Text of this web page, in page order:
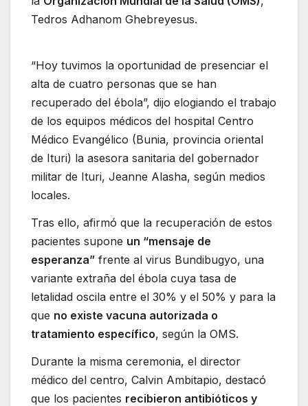
Tedros Adhanom Ghebreyesus.
“Hoy tuvimos la oportunidad de presenciar el
alta de cuatro personas que se han
recuperado del ébola”, dijo elogiando el trabajo
de los equipos médicos del hospital Centro
Médico Evangélico (Bunia, provincia oriental
de Ituri) la asesora sanitaria del gobernador
militar de Ituri, Jeanne Alasha, según medios
locales.
Tras ello, afirmó que la recuperación de estos
pacientes supone un “mensaje de
esperanza” frente al virus Bundibugyo, una
variante extraña del ébola cuya tasa de
letalidad oscila entre el 30% y el 50% y para la
que no existe vacuna autorizada o
tratamiento específico, según la OMS.
Durante la misma ceremonia, el director
médico del centro, Calvin Ambitapio, destacó
que los pacientes recibieron antibióticos y